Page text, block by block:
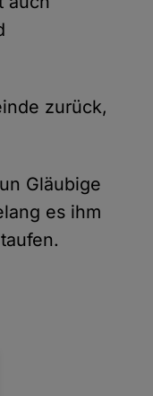
zurück,
Gläubige
es ihm